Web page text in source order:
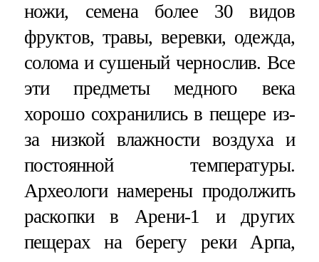
ножи, семена более 30 видов
фруктов, травы, веревки, одежда,
солома и сушеный чернослив. Все
эти предметы медного века
хорошо сохранились в пещере из-
за низкой влажности воздуха и
постоянной температуры.
Археологи намерены продолжить
раскопки в Арени-1 и других
пещерах на берегу реки Арпа,